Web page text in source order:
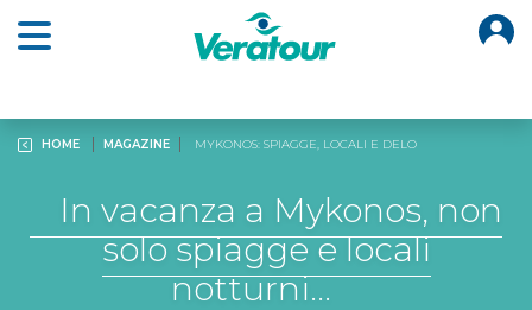
HOME MAGAZINE MYKONOS: SPIAGGE, LOCALI E DELO
In vacanza a Mykonos, non
solo spiagge e locali
notturni...